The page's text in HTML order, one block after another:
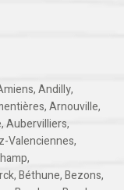
,Andilly,
,Arnouville,
,Aubervilliers,
Valenciennes,
,
,Béthune,Bezons,